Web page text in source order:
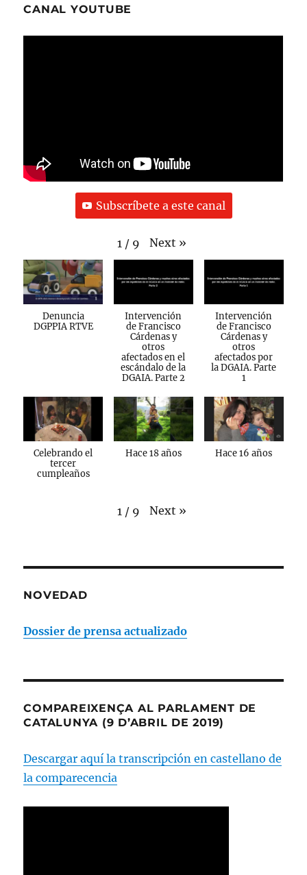
CANAL YOUTUBE
Subscríbete a este canal
1 / 9 Next »
Denuncia
DGPPIA RTVE
Intervención
de Francisco
Cárdenas y
otros
afectados en el
escándalo de la
DGAIA. Parte 2
Intervención
de Francisco
Cárdenas y
otros
afectados por
la DGAIA. Parte
1
Celebrando el
tercer
cumpleaños
Hace 18 años Hace 16 años
1 / 9 Next »
NOVEDAD
Dossier de prensa actualizado
COMPAREIXENÇA AL PARLAMENT DE
CATALUNYA (9 D’ABRIL DE 2019)
Descargar aquí la transcripción en castellano de
la comparecencia